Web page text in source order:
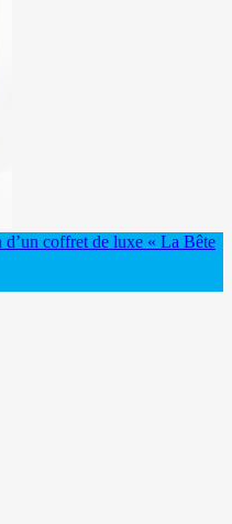
coffret de luxe « La Bête